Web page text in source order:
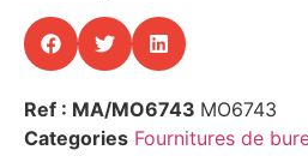
Ref : MA/MO6743 MO6743
Categories Fournitures de